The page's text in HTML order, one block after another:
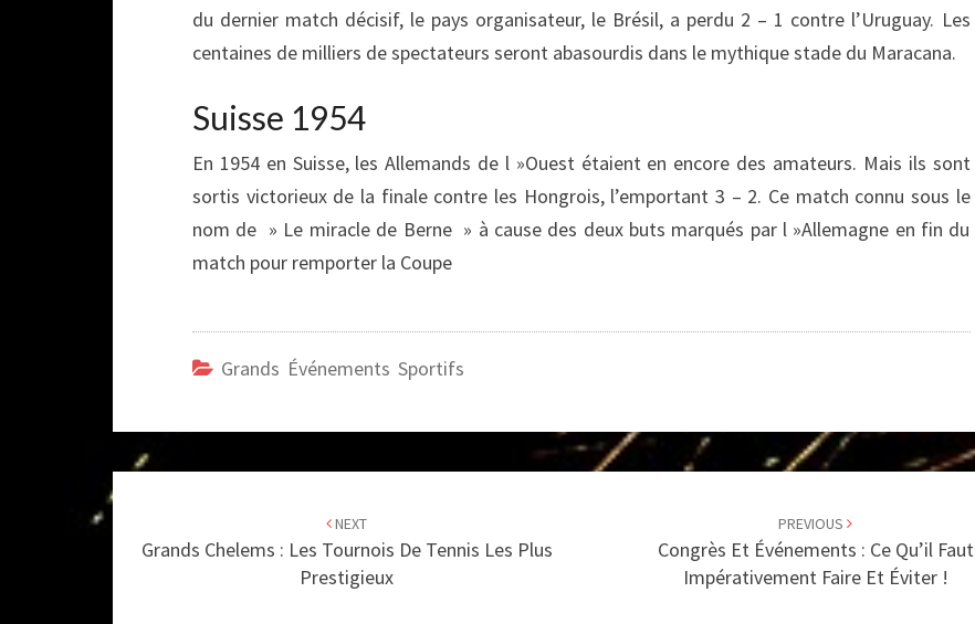
du dernier match décisif, le pays organisateur, le Brésil, a perdu 2 – 1 contre l’Uruguay. Les
centaines de milliers de spectateurs seront abasourdis dans le mythique stade du Maracana.
Suisse 1954
En 1954 en Suisse, les Allemands de l »Ouest étaient en encore des amateurs. Mais ils sont
sortis victorieux de la finale contre les Hongrois, l’emportant 3 – 2. Ce match connu sous le
nom de » Le miracle de Berne » à cause des deux buts marqués par l »Allemagne en fin du
match pour remporter la Coupe
Grands Événements Sportifs
Post
NEXT
Grands Chelems : Les Tournois De Tennis Les Plus
Prestigieux
PREVIOUS
Congrès Et Événements : Ce Qu’il Faut
Impérativement Faire Et Éviter !